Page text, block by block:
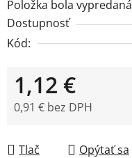
Položka bola
Dostupnosť
Kód:
1,12 €
0,91 € bez DPH
Tlač
Opýtať sa